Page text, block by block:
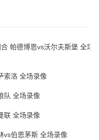
帕德博恩vs沃尔夫斯堡 全场
索洛 全场录像
队 全场录像
联 全场录像
vs伯恩茅斯 全场录像